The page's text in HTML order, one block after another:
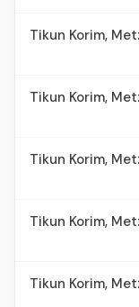
Tikun Korim,
Tikun Korim,
Tikun Korim,
Tikun Korim,
Tikun Korim,